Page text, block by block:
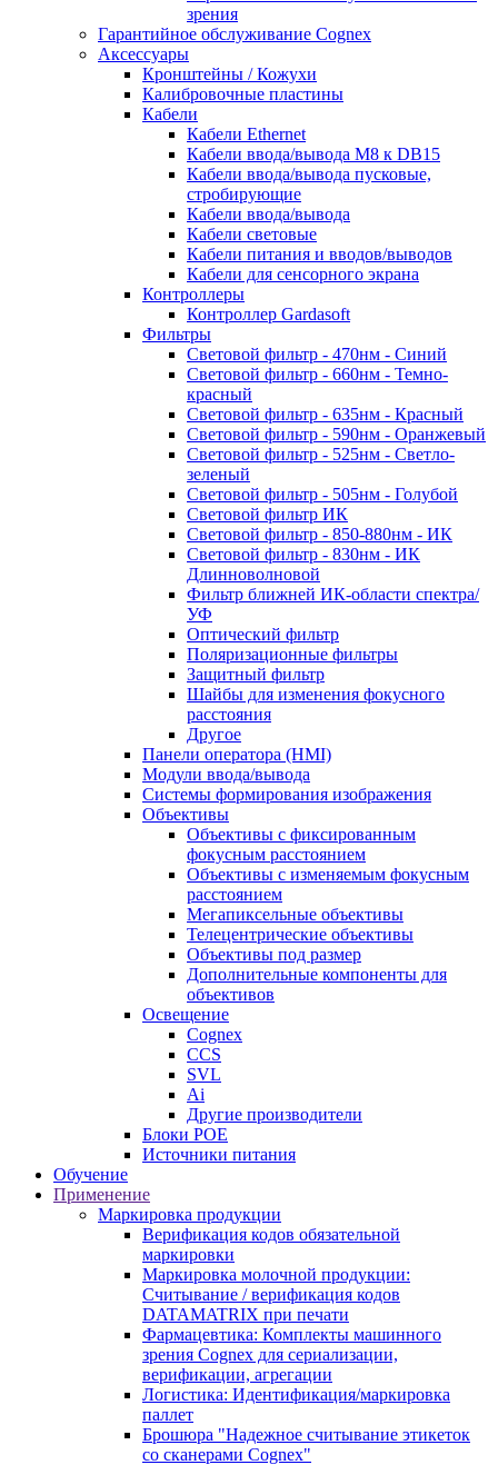
зрения
Гарантийное обслуживание Cognex
Аксессуары
Кронштейны / Кожухи
Калибровочные пластины
Кабели
Кабели Ethernet
Кабели ввода/вывода M8 к DB15
Кабели ввода/вывода пусковые,
стробирующие
Кабели ввода/вывода
Кабели световые
Кабели питания и вводов/выводов
Кабели для сенсорного экрана
Контроллеры
Контроллер Gardasoft
Фильтры
Световой фильтр - 470нм - Синий
Световой фильтр - 660нм - Темно-
красный
Световой фильтр - 635нм - Красный
Световой фильтр - 590нм - Оранжевый
Световой фильтр - 525нм - Светло-
зеленый
Световой фильтр - 505нм - Голубой
Световой фильтр ИК
Световой фильтр - 850-880нм - ИК
Световой фильтр - 830нм - ИК
Длинноволновой
Фильтр ближней ИК-области спектра/
УФ
Оптический фильтр
Поляризационные фильтры
Защитный фильтр
Шайбы для изменения фокусного
расстояния
Другое
Панели оператора (HMI)
Модули ввода/вывода
Системы формирования изображения
Объективы
Объективы с фиксированным
фокусным расстоянием
Объективы с изменяемым фокусным
расстоянием
Мегапиксельные объективы
Телецентрические объективы
Объективы под размер
Дополнительные компоненты для
объективов
Освещение
Cognex
CCS
SVL
Ai
Другие производители
Блоки POE
Источники питания
Обучение
Применение
Маркировка продукции
Верификация кодов обязательной
маркировки
Маркировка молочной продукции:
Считывание / верификация кодов
DATAMATRIX при печати
Фармацевтика: Комплекты машинного
зрения Cognex для сериализации,
верификации, агрегации
Логистика: Идентификация/маркировка
паллет
Брошюра "Надежное считывание этикеток
со сканерами Cognex"